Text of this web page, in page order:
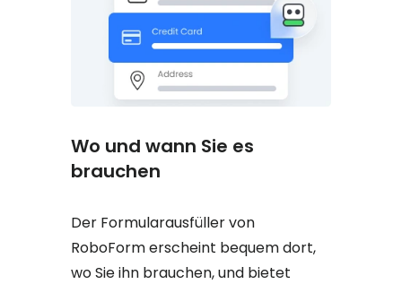
Wo und wann Sie es
brauchen
Der Formularausfüller von
RoboForm erscheint bequem dort,
wo Sie ihn brauchen, und bietet